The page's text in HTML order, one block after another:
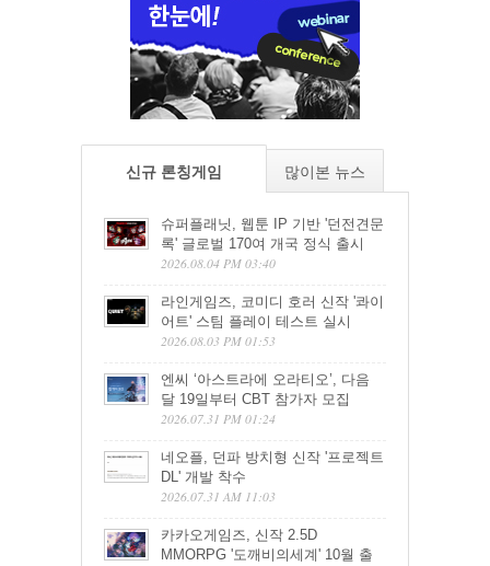
신규 론칭게임 많이본 뉴스
슈퍼플래닛, 웹툰 IP 기반 '던전견문
록' 글로벌 170여 개국 정식 출시
2026.08.04 PM 03:40
라인게임즈, 코미디 호러 신작 '콰이
어트' 스팀 플레이 테스트 실시
2026.08.03 PM 01:53
엔씨 ‘아스트라에 오라티오’, 다음
달 19일부터 CBT 참가자 모집
2026.07.31 PM 01:24
네오플, 던파 방치형 신작 '프로젝트
DL' 개발 착수
2026.07.31 AM 11:03
카카오게임즈, 신작 2.5D
MMORPG '도깨비의세계' 10월 출